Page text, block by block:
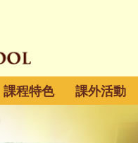
課程特色 課外活動